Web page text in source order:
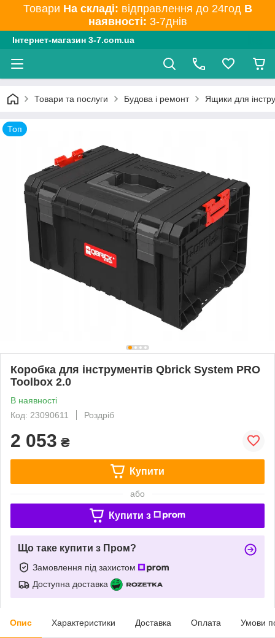
Товари На складі: відправлення до 24год В
наявності: 3-7днів
Інтернет-магазин 3-7.com.ua
Товари та послуги Будова і ремонт Ящики для
Топ
Коробка для інструментів Qbrick System PRO
Toolbox 2.0
В наявності
Код: 23090611
Роздріб
2 053 ₴
Купити
або
Купити з
Що таке купити з Пром?
Замовлення під захистом
Доступна доставка
Опис Характеристики Доставка Оплата Умови